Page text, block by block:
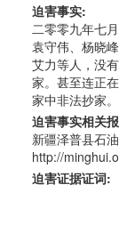
迫害事实:
二零零九年七
袁守伟、杨晓
艾力等人，没
家。甚至连正
家中非法抄家。
迫害事实相关
新疆泽普县石
http://
迫害证据证词: